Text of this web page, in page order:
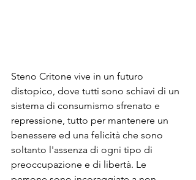
Steno Critone vive in un futuro
distopico, dove tutti sono schiavi di un
sistema di consumismo sfrenato e
repressione, tutto per mantenere un
benessere ed una felicità che sono
soltanto l'assenza di ogni tipo di
preoccupazione e di libertà. Le